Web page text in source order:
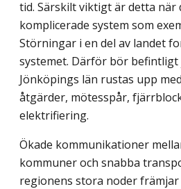
tid. Särskilt viktigt är detta när
komplicerade system som
Störningar i en del av landet
systemet. Därför bör befintligt
Jönköpings län rustas upp
åtgärder, mötesspår,
elektrifiering.
Ökade kommunikationer
kommuner och snabba
regionens stora noder